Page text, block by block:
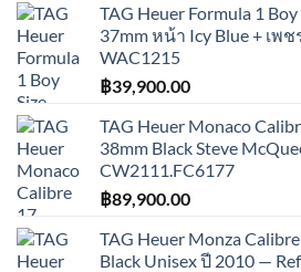
TAG Heuer Formula 1
37mm หน้า Icy Blue + เพ
WAC1215
฿39,900.00
TAG Heuer Monaco
38mm Black Steve
CW2111.FC6177
฿89,900.00
TAG Heuer Monza
Black Unisex ปี 2010 —